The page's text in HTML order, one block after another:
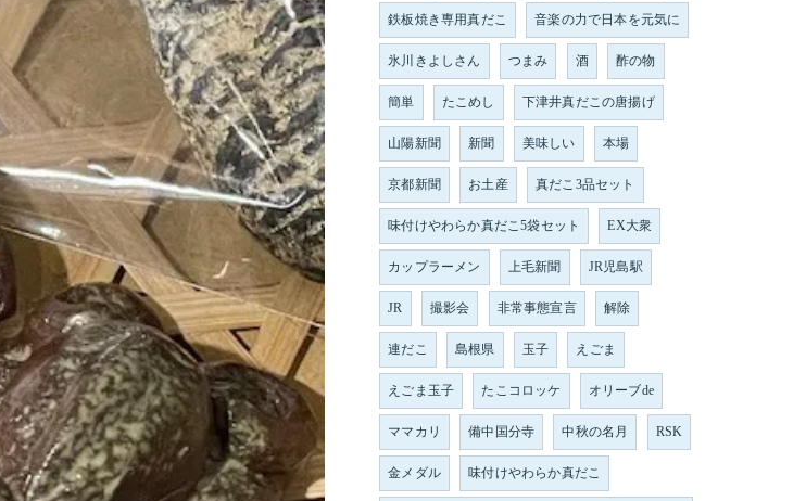
鉄板焼き専用真だこ 音楽の力で日本を元気に
氷川きよしさん つまみ 酒 酢の物
簡単 たこめし 下津井真だこの唐揚げ
山陽新聞 新聞 美味しい 本場
京都新聞 お土産 真だこ3品セット
味付けやわらか真だこ5袋セット EX大衆
カップラーメン 上毛新聞 JR児島駅
JR 撮影会 非常事態宣言 解除
連だこ 島根県 玉子 えごま
えごま玉子 たこコロッケ オリーブde
ママカリ 備中国分寺 中秋の名月 RSK
金メダル 味付けやわらか真だこ